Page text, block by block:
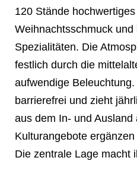
120 Stände
Weihnachtsschmuck und
Spezialitäten. Die
festlich durch die
aufwendige
barrierefrei und zieht
aus dem In- und Ausland
Kulturangebote
Die zentrale Lage macht
❄